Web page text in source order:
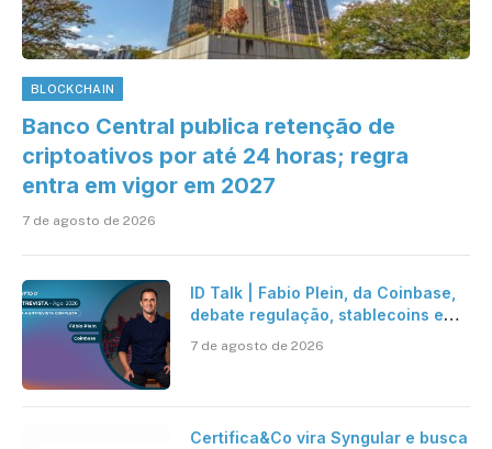
BLOCKCHAIN
Banco Central publica retenção de
criptoativos por até 24 horas; regra
entra em vigor em 2027
7 de agosto de 2026
ID Talk | Fabio Plein, da Coinbase,
debate regulação, stablecoins e
7 de agosto de 2026
Certifica&Co vira Syngular e busca